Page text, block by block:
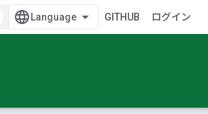
GITHUB ログイン